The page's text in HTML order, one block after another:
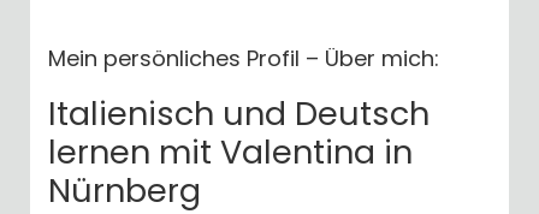
Mein persönliches Profil – Über mich:
Italienisch und Deutsch
lernen mit Valentina in
Nürnberg